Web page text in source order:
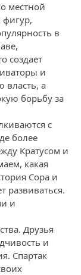
местной
фигур,
в
создает
и
власть, а
борьбу за
с
более
Кратусом и
какая
Сора и
развиваться.
и
Друзья
и
Спартак